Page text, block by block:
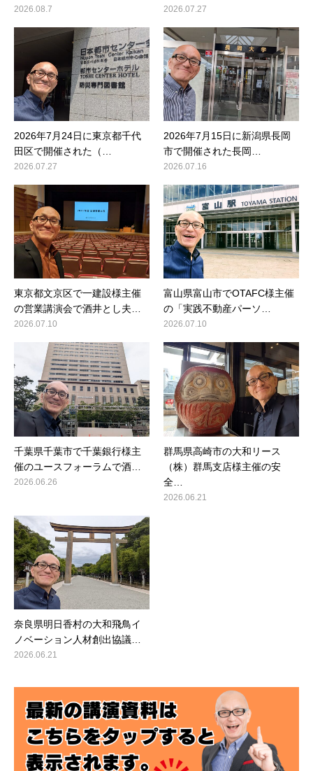
2026.08.7 2026.07.27
2026年7月24日に東京都千代
田区で開催された（…
2026.07.27
2026年7月15日に新潟県長岡
市で開催された長岡…
2026.07.16
東京都文京区で一建設様主催
の営業講演会で酒井とし夫…
2026.07.10
富山県富山市でOTAFC様主催
の「実践不動産パーソ…
2026.07.10
千葉県千葉市で千葉銀行様主
催のユースフォーラムで酒…
2026.06.26
群馬県高崎市の大和リース
（株）群馬支店様主催の安
全…
2026.06.21
奈良県明日香村の大和飛鳥イ
ノベーション人材創出協議…
2026.06.21